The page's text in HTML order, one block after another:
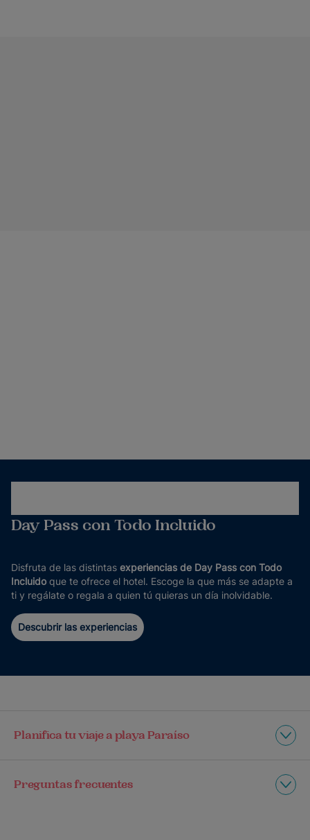
Day Pass con Todo Incluido
Disfruta de las distintas experiencias de Day Pass con Todo
Incluido que te ofrece el hotel. Escoge la que más se adapte a
ti y regálate o regala a quien tú quieras un día inolvidable.
Descubrir las experiencias
Planifica tu viaje a playa Paraíso
Preguntas frecuentes